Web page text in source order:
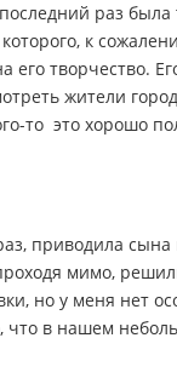
раз была
к
его творчество.
жители
то это хорошо
приводила
мимо,
но у меня нет
в нашем